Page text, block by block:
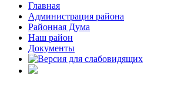
Главная
Администрация района
Районная Дума
Наш район
Документы